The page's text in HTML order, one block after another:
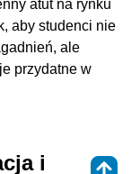
atut na rynku
aby studenci nie
ale
przydatne w
i